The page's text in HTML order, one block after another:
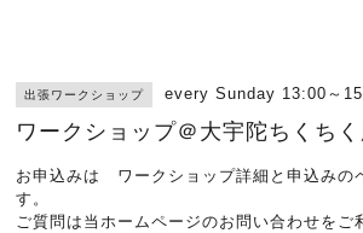
出張ワークショップ every Sunday 13:00～
ワークショップ＠大宇陀ちくち
お申込みは ワークショップ詳細と申込みの
す。
ご質問は当ホームページのお問い合わせをご